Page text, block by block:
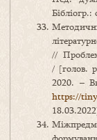
//
/ [голов.
2020. –
https://